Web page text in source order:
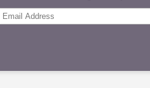
Email